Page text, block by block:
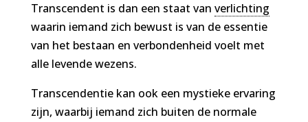
Transcendent is dan een staat van verlichting
waarin iemand zich bewust is van de essentie
van het bestaan en verbondenheid voelt met
alle levende wezens.
Transcendentie kan ook een mystieke ervaring
zijn, waarbij iemand zich buiten de normale